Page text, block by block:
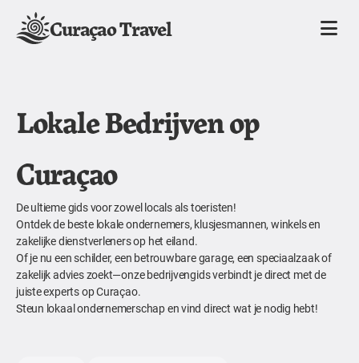
Curaçao Travel
Lokale Bedrijven op
Curaçao
De ultieme gids voor zowel locals als toeristen!
Ontdek de beste lokale ondernemers, klusjesmannen, winkels en
zakelijke dienstverleners op het eiland.
Of je nu een schilder, een betrouwbare garage, een speciaalzaak of
zakelijk advies zoekt—onze bedrijvengids verbindt je direct met de
juiste experts op Curaçao.
Steun lokaal ondernemerschap en vind direct wat je nodig hebt!